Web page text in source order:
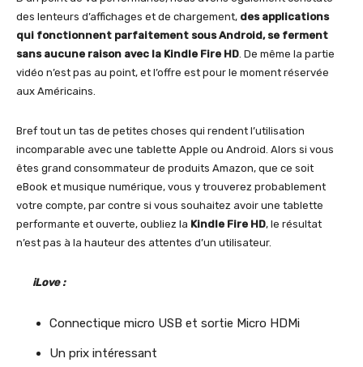
des lenteurs d’affichages et de chargement, des applications
qui fonctionnent parfaitement sous Android, se ferment
sans aucune raison avec la Kindle Fire HD. De même la partie
vidéo n’est pas au point, et l’offre est pour le moment réservée
aux Américains.
Bref tout un tas de petites choses qui rendent l’utilisation
incomparable avec une tablette Apple ou Android. Alors si vous
êtes grand consommateur de produits Amazon, que ce soit
eBook et musique numérique, vous y trouverez probablement
votre compte, par contre si vous souhaitez avoir une tablette
performante et ouverte, oubliez la Kindle Fire HD, le résultat
n’est pas à la hauteur des attentes d’un utilisateur.
iLove :
Connectique micro USB et sortie Micro HDMi
Un prix intéressant